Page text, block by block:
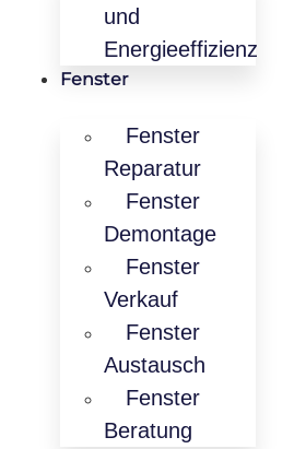
und
Energieeffizienz
Fenster
Fenster
Reparatur
Fenster
Demontage
Fenster
Verkauf
Fenster
Austausch
Fenster
Beratung